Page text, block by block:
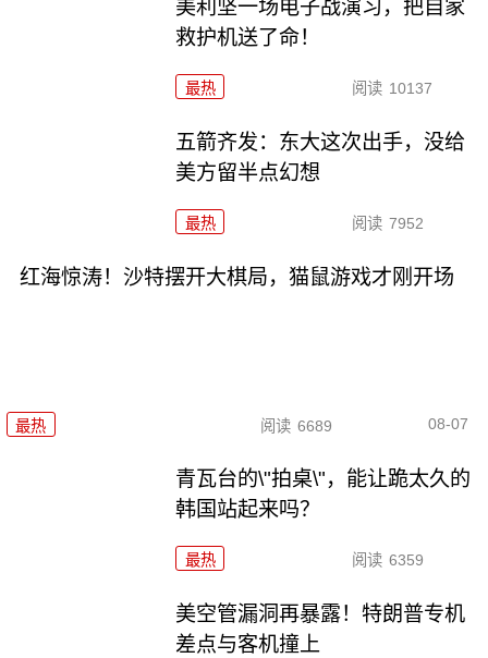
美利坚一场电子战演习，把自家
救护机送了命！
最热 阅读 10137
五箭齐发：东大这次出手，没给
美方留半点幻想
最热 阅读 7952
红海惊涛！沙特摆开大棋局，猫鼠游戏才刚开场
最热 阅读 6689 08-07
青瓦台的\"拍桌\"，能让跪太久的
韩国站起来吗？
最热 阅读 6359
美空管漏洞再暴露！特朗普专机
差点与客机撞上